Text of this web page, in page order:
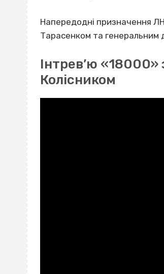
Напередодні призначення
Тарасенком та генеральним
Інтрев’ю
Колісником